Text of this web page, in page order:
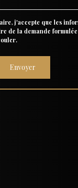
j'accepte que les
de la demande